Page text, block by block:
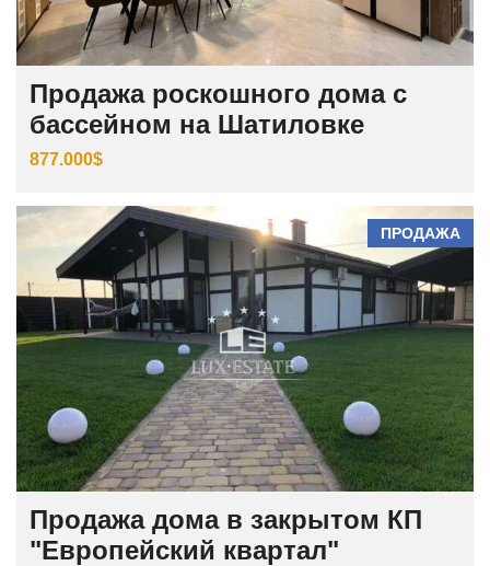
Продажа роскошного дома с
бассейном на Шатиловке
877.000$
ПРОДАЖА
Продажа дома в закрытом КП
"Европейский квартал"